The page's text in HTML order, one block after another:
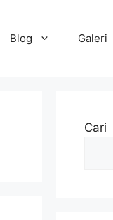
Blog Galeri
Cari